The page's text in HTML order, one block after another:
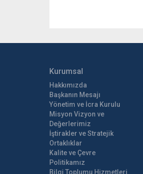
Kurumsal
Hakkımızda
Başkanın Mesajı
Yönetim ve İcra Kurulu
Misyon Vizyon ve
Değerlerimiz
İştirakler ve Stratejik
Ortaklıklar
Kalite ve Çevre
Politikamız
Bilgi Toplumu Hizmetleri